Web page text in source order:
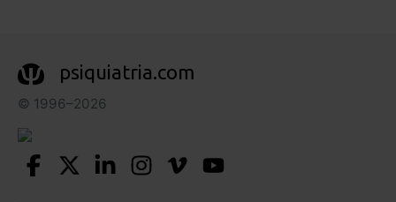
psiquiatria.com
© 1996–2026